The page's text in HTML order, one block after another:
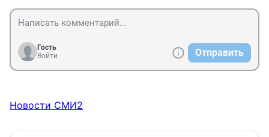
Гость
Войти
Отправить
Новости СМИ2